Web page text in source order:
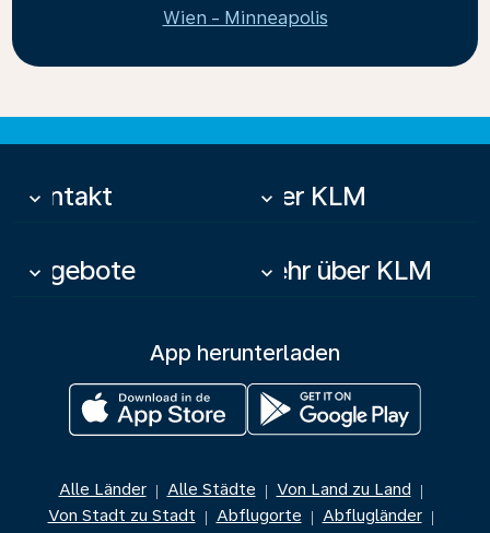
Wien - Minneapolis
Kontakt
keyboard_arrow_down Über KLM
keyboard_arrow_down
Angebote
keyboard_arrow_down Mehr über KLM
keyboard_arrow_down
App herunterladen
Alle Länder | Alle Städte | Von Land zu Land |
Von Stadt zu Stadt | Abflugorte | Abflugländer |